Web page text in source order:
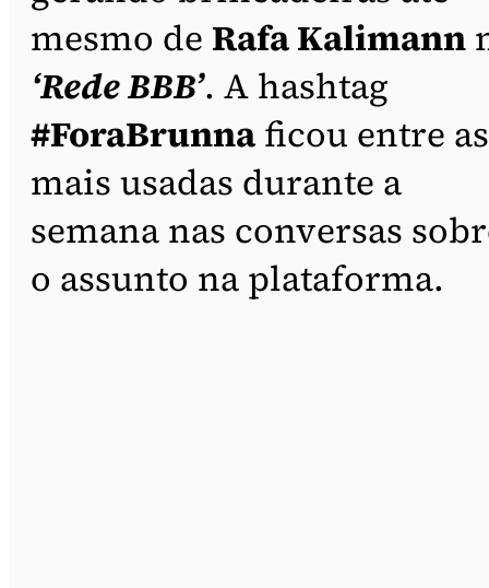
mesmo de Rafa Kalimann
‘Rede BBB’. A hashtag
#ForaBrunnaficou entre
mais usadas durante a
semana nas conversas
o assunto na plataforma.